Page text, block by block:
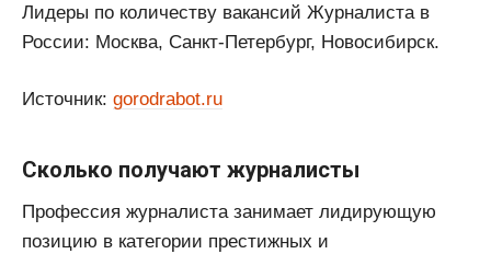
Лидеры по количеству вакансий Журналиста в
России: Москва, Санкт-Петербург, Новосибирск.
Источник: gorodrabot.ru
Сколько получают журналисты
Профессия журналиста занимает лидирующую
позицию в категории престижных и